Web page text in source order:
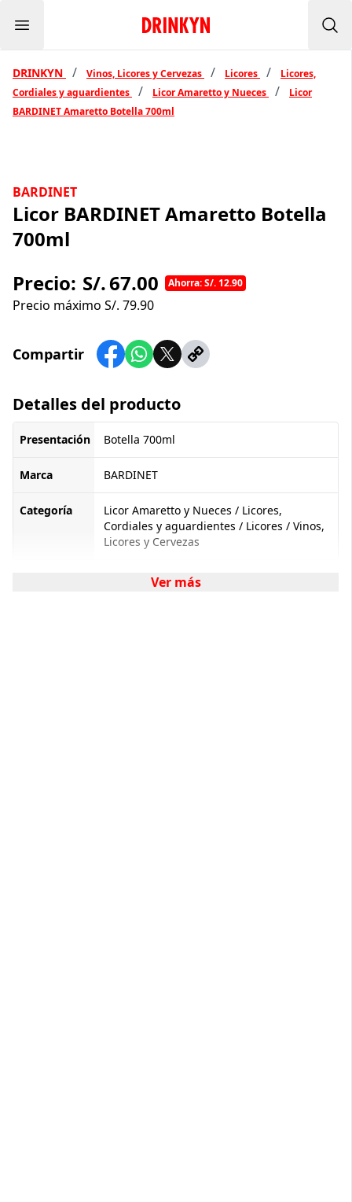
Menu Inicio Drinkyn
DRINKYN / Vinos, Licores y Cervezas / Licores /
Licores,
Cordiales y aguardientes
/ Licor Amaretto y Nueces /
Licor
BARDINET Amaretto Botella 700ml
BARDINET
Licor BARDINET Amaretto Botella
700ml
Precio: S/.67.00 Ahorra: S/. 12.90
Precio máximo S/. 79.90
Compartir
Detalles del producto
Presentación Botella 700ml
Marca BARDINET
Categoría
Licor Amaretto y Nueces / Licores,
Cordiales y aguardientes / Licores / Vinos,
Licores y Cervezas
Ver más